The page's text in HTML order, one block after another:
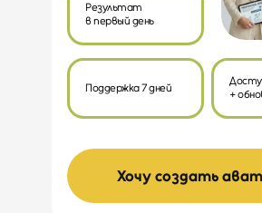
Хочу создать
+
Поддержка 7 дней
Результат
в первый день